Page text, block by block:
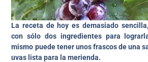
La receta de hoy es demasiado
con sólo dos ingredientes para
mismo puede tener unos frascos de una
uvas lista para la merienda.